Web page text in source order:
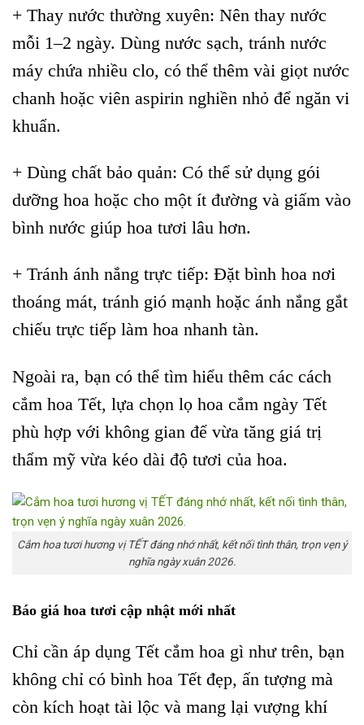
+ Thay nước thường xuyên: Nên thay nước
mỗi 1–2 ngày. Dùng nước sạch, tránh nước
máy chứa nhiều clo, có thể thêm vài giọt nước
chanh hoặc viên aspirin nghiền nhỏ để ngăn vi
khuẩn.
+ Dùng chất bảo quản: Có thể sử dụng gói
dưỡng hoa hoặc cho một ít đường và giấm vào
bình nước giúp hoa tươi lâu hơn.
+ Tránh ánh nắng trực tiếp: Đặt bình hoa nơi
thoáng mát, tránh gió mạnh hoặc ánh nắng gắt
chiếu trực tiếp làm hoa nhanh tàn.
Ngoài ra, bạn có thể tìm hiểu thêm các cách
cắm hoa Tết, lựa chọn lọ hoa cắm ngày Tết
phù hợp với không gian để vừa tăng giá trị
thẩm mỹ vừa kéo dài độ tươi của hoa.
Cắm hoa tươi hương vị TẾT đáng nhớ nhất, kết nối tình thân, trọn vẹn ý
nghĩa ngày xuân 2026.
Báo giá hoa tươi cập nhật mới nhất
Chỉ cần áp dụng Tết cắm hoa gì như trên, bạn
không chỉ có bình hoa Tết đẹp, ấn tượng mà
còn kích hoạt tài lộc và mang lại vượng khí